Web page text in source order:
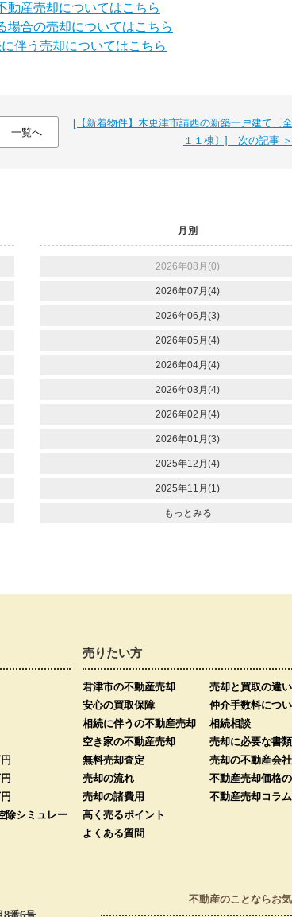
動産売却についてはこちら
合の売却についてはこちら
伴う売却についてはこちら
一覧へ
[【新着物件】木更津市請西の新築一戸建て〔全
１１棟〕] 次の記事 ＞
月別
2026年08月(0)
2026年07月(4)
2026年06月(3)
2026年05月(4)
2026年04月(4)
2026年03月(4)
2026年02月(4)
2026年01月(3)
2025年12月(4)
2025年11月(1)
もっとみる
除シミュレー
売りたい方
君津市の不動産売却
安心の買取保障
相続に伴うの不動産売却
空き家の不動産売却
無料売却査定
売却の流れ
売却の諸費用
高く売るポイント
よくある質問
売却と買取の違い
仲介手数料につ
相続相談
売却に必要な書類
売却の不動産会
不動産売却価格
不動産売却コラム
不動産のことならお